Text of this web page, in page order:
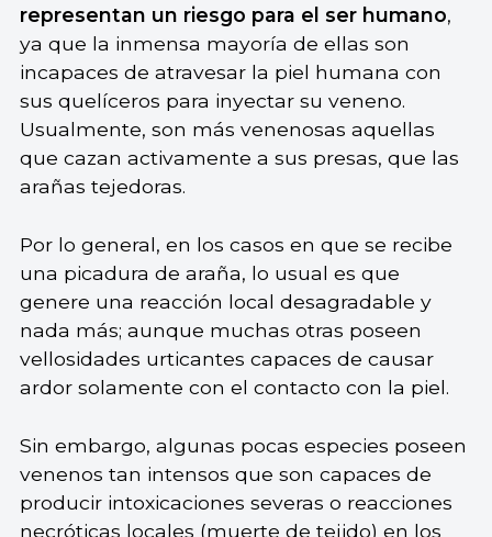
representan un riesgo para el ser humano,
ya que la inmensa mayoría de ellas son
incapaces de atravesar la piel humana con
sus quelíceros para inyectar su veneno.
Usualmente, son más venenosas aquellas
que cazan activamente a sus presas, que las
arañas tejedoras.
Por lo general, en los casos en que se recibe
una picadura de araña, lo usual es que
genere una reacción local desagradable y
nada más; aunque muchas otras poseen
vellosidades urticantes capaces de causar
ardor solamente con el contacto con la piel.
Sin embargo, algunas pocas especies poseen
venenos tan intensos que son capaces de
producir intoxicaciones severas o reacciones
necróticas locales (muerte de tejido) en los